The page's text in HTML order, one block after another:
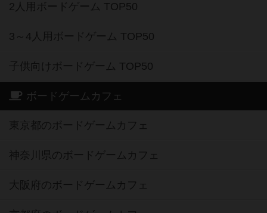
2人用ボードゲーム TOP50
3～4人用ボードゲーム TOP50
子供向けボードゲーム TOP50
ボードゲームカフェ
東京都のボードゲームカフェ
神奈川県のボードゲームカフェ
大阪府のボードゲームカフェ